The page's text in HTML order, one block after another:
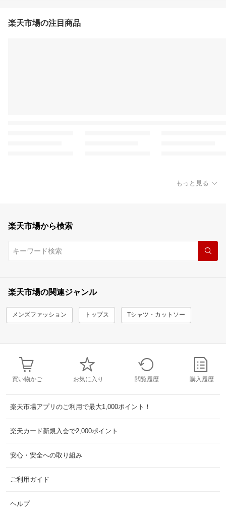
楽天市場の注目商品
もっと見る
楽天市場から検索
楽天市場の関連ジャンル
メンズファッション トップス Tシャツ・カットソー
買い物かご お気に入り 閲覧履歴 購入履歴
楽天市場アプリのご利用で最大1,000ポイント！
楽天カード新規入会で2,000ポイント
安心・安全への取り組み
ご利用ガイド
ヘルプ